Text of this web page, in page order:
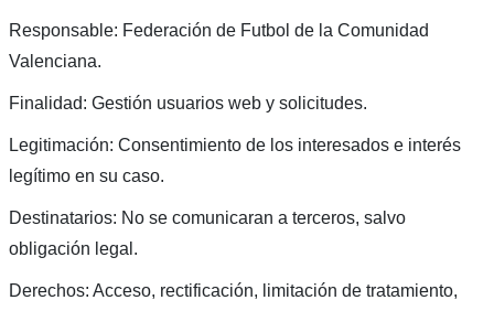
Responsable: Federación de Futbol de la Comunidad
Valenciana.
Finalidad: Gestión usuarios web y solicitudes.
Legitimación: Consentimiento de los interesados e interés
legítimo en su caso.
Destinatarios: No se comunicaran a terceros, salvo
obligación legal.
Derechos: Acceso, rectificación, limitación de tratamiento,